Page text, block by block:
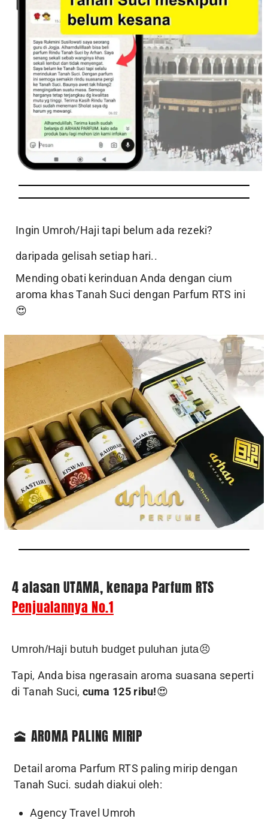
Ingin Umroh/Haji tapi belum ada rezeki?
daripada gelisah setiap hari..
Mending obati kerinduan Anda dengan cium
aroma khas Tanah Suci dengan Parfum RTS ini
😍
4 alasan UTAMA, kenapa Parfum RTS
Penjualannya No.1
Umroh/Haji butuh budget puluhan juta😣
Tapi, Anda bisa ngerasain aroma suasana seperti
di Tanah Suci, cuma 125 ribu!😍
🕋 AROMA PALING MIRIP
Detail aroma Parfum RTS paling mirip dengan
Tanah Suci. sudah diakui oleh:
Agency Travel Umroh